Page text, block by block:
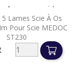
Lames Scie À Os
Pour Scie MEDOC
ST230
Aperçu rapide